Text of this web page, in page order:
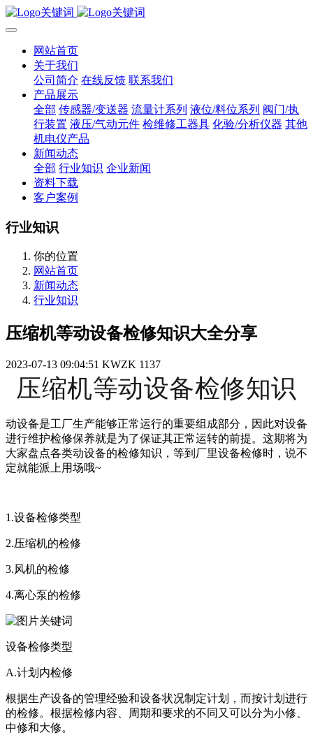
网站首页
关于我们
公司简介 在线反馈 联系我们
产品展示
全部 传感器/变送器 流量计系列 液位/料位系列 阀门/执
行装置 液压/气动元件 检维修工器具 化验/分析仪器 其他
机电仪产品
新闻动态
全部 行业知识 企业新闻
资料下载
客户案例
行业知识
你的位置
网站首页
新闻动态
行业知识
压缩机等动设备检修知识大全分享
2023-07-13 09:04:51 KWZK 1137
压缩机等动设备检修知识
动设备是工厂生产能够正常运行的重要组成部分，因此对设备
进行维护检修保养就是为了保证其正常运转的前提。这期将为
大家盘点各类动设备的检修知识，等到厂里设备检修时，说不
定就能派上用场哦~
1.设备检修类型
2.压缩机的检修
3.风机的检修
4.离心泵的检修
设备检修类型
A.计划内检修
根据生产设备的管理经验和设备状况制定计划，而按计划进行
的检修。根据检修内容、周期和要求的不同又可以分为小修、
中修和大修。